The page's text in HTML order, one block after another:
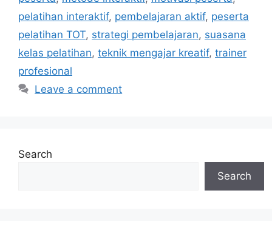
pelatihan interaktif, pembelajaran aktif, peserta
pelatihan TOT, strategi pembelajaran, suasana
kelas pelatihan, teknik mengajar kreatif, trainer
profesional
Leave a comment
Search
Search